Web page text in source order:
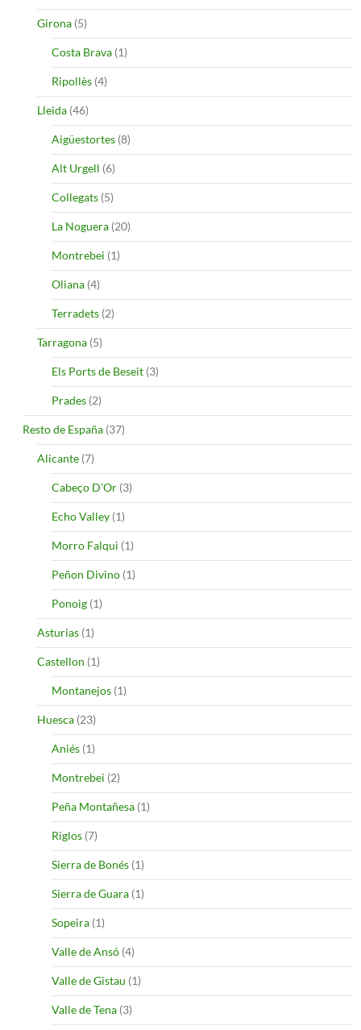
Girona (5)
Costa Brava (1)
Ripollès (4)
Lleida (46)
Aigüestortes (8)
Alt Urgell (6)
Collegats (5)
La Noguera (20)
Montrebei (1)
Oliana (4)
Terradets (2)
Tarragona (5)
Els Ports de Beseit (3)
Prades (2)
Resto de España (37)
Alicante (7)
Cabeço D’Or (3)
Echo Valley (1)
Morro Falqui (1)
Peñon Divino (1)
Ponoig (1)
Asturias (1)
Castellon (1)
Montanejos (1)
Huesca (23)
Aniés (1)
Montrebei (2)
Peña Montañesa (1)
Riglos (7)
Sierra de Bonés (1)
Sierra de Guara (1)
Sopeira (1)
Valle de Ansó (4)
Valle de Gistau (1)
Valle de Tena (3)